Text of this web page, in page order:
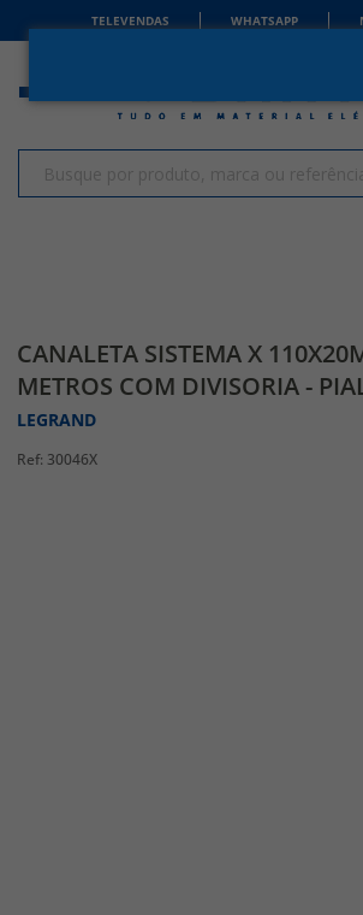
TELEVENDAS WHATSAPP
CANALETA SISTEMA X
METROS COM DIVISORIA -
LEGRAND
30046X